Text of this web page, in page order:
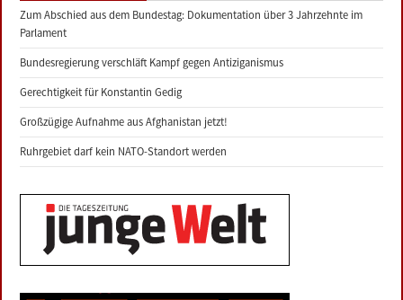
Zum Abschied aus dem Bundestag: Dokumentation über 3 Jahrzehnte im
Parlament
Bundesregierung verschläft Kampf gegen Antiziganismus
Gerechtigkeit für Konstantin Gedig
Großzügige Aufnahme aus Afghanistan jetzt!
Ruhrgebiet darf kein NATO-Standort werden